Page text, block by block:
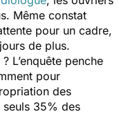
Même constat
pour un cadre,
de plus.
L’enquête penche
pour
des
seuls 35% des